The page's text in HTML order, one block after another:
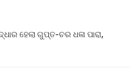
ହେଲା ଗୁପ୍ତ-ଚର ଧଳା ପାରା,